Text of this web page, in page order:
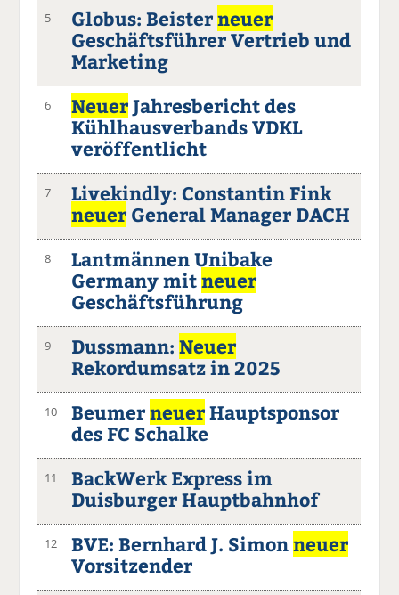
5 Globus: Beisterneuer
Geschäftsführer Vertrieb und
Marketing
6 NeuerJahresbericht des
Kühlhausverbands VDKL
veröffentlicht
7
Livekindly: Constantin Fink
neuer General Manager DACH
8
Lantmännen Unibake
Germany mitneuer
Geschäftsführung
9 Dussmann:Neuer
Rekordumsatz in 2025
10 BeumerneuerHauptsponsor
des FC Schalke
11
BackWerk Express im
Duisburger Hauptbahnhof
12 BVE: Bernhard J. Simonneuer
Vorsitzender